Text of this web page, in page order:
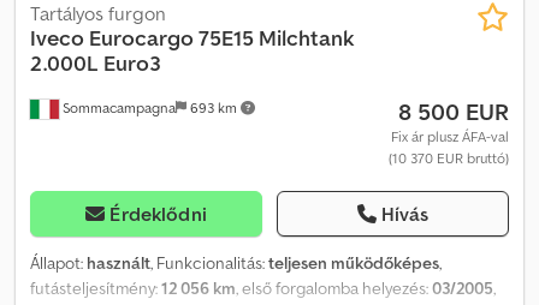
Sommacampagna 693 km
Tartályos furgon
Iveco Eurocargo 75E15 Milchtank
2.000L Euro3
8 500 EUR
Fix ár plusz ÁFA-val
(10 370 EUR bruttó)
Érdeklődni Hívás
Állapot: használt, Funkcionalitás:teljesen működőképes,
futásteljesítmény:12 056 km, első forgalomba helyezés:03/2005,